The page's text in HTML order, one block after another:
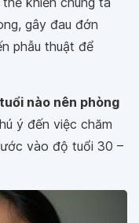
gây đau đớn
phẫu thuật để
nào nên phòng
ý đến việc chăm
vào độ tuổi 30 –